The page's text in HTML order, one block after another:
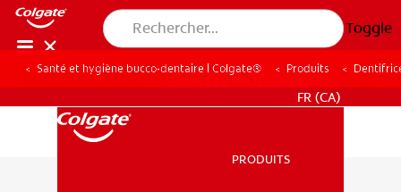
Toggle
FR (CA)
PRODUITS
Santé et hygiène bucco-dentaire | Colgate® Produits